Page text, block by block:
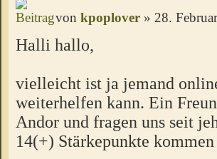
von kpoplover » 28.
Halli hallo,
vielleicht ist ja jemand
weiterhelfen kann. Ein
Andor und fragen uns seit
14(+) Stärkepunkte